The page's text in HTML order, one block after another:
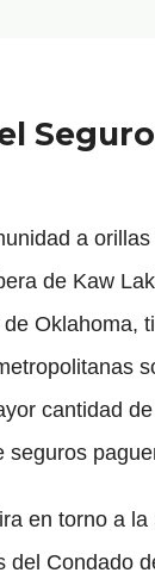
a
de Kaw
Oklahoma,
cantidad
seguros
en torno a
del Condado